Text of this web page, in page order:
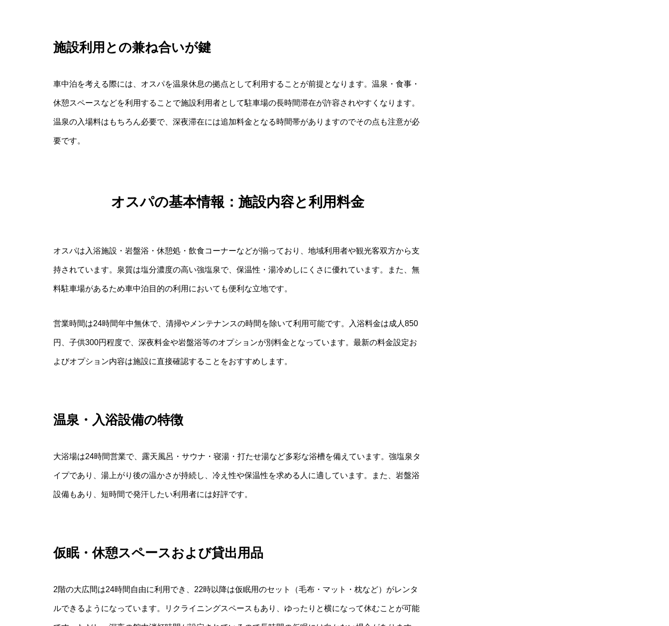
施設利用との兼ね合いが鍵
車中泊を考える際には、オスパを温泉休息の拠点として利用することが前提となります。温泉・食事・
休憩スペースなどを利用することで施設利用者として駐車場の長時間滞在が許容されやすくなります。
温泉の入場料はもちろん必要で、深夜滞在には追加料金となる時間帯がありますのでその点も注意が必
要です。
オスパの基本情報：施設内容と利用料金
オスパは入浴施設・岩盤浴・休憩処・飲食コーナーなどが揃っており、地域利用者や観光客双方から支
持されています。泉質は塩分濃度の高い強塩泉で、保温性・湯冷めしにくさに優れています。また、無
料駐車場があるため車中泊目的の利用においても便利な立地です。
営業時間は24時間年中無休で、清掃やメンテナンスの時間を除いて利用可能です。入浴料金は成人850
円、子供300円程度で、深夜料金や岩盤浴等のオプションが別料金となっています。最新の料金設定お
よびオプション内容は施設に直接確認することをおすすめします。
温泉・入浴設備の特徴
大浴場は24時間営業で、露天風呂・サウナ・寝湯・打たせ湯など多彩な浴槽を備えています。強塩泉タ
イプであり、湯上がり後の温かさが持続し、冷え性や保温性を求める人に適しています。また、岩盤浴
設備もあり、短時間で発汗したい利用者には好評です。
仮眠・休憩スペースおよび貸出用品
2階の大広間は24時間自由に利用でき、22時以降は仮眠用のセット（毛布・マット・枕など）がレンタ
ルできるようになっています。リクライニングスペースもあり、ゆったりと横になって休むことが可能